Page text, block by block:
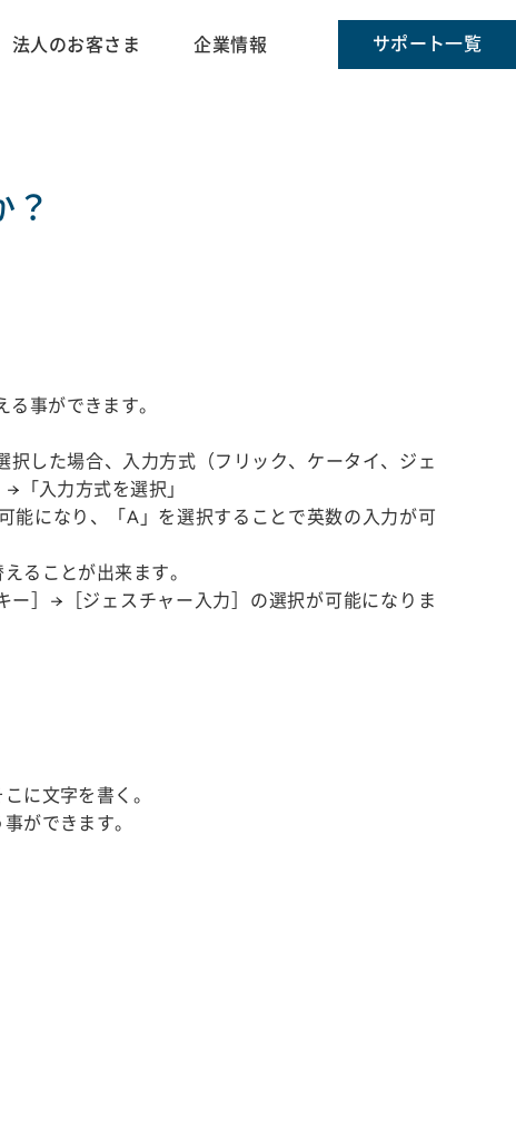
法人のお客さま 企業情報 サポート一覧
？
事ができます。
した場合、入力方式（フリック、ケータイ、ジェ
「入力方式を選択」
能になり、「A」を選択することで英数の入力が可
ることが出来ます。
］→［ジェスチャー入力］の選択が可能になりま
に文字を書く。
ができます。